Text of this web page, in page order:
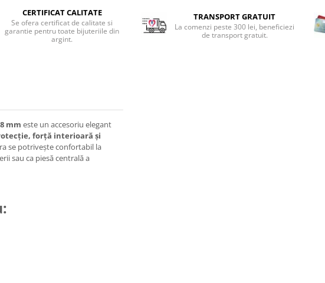
CERTIFICAT CALITATE
Se ofera certificat de calitate si
garantie pentru toate bijuteriile din
argint.
TRANSPORT GRATUIT
La comenzi peste 300 lei, beneficiezi
de transport gratuit.
mm este un accesoriu elegant
forță interioară și
se potrivește confortabil la
sau ca piesă centrală a